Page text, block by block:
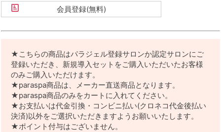
会員登録(無料)
★こちらの商品はパラジェル登録サロンか認定サロンにご
登録いただき、新規導入セットをご購入いただいたお客様
のみご購入いただけます。
★paraspa商品は、メーカー直送商品となります。
★paraspa商品のみをカートに入れてください。
★お支払いは代金引換・コンビニ払い(クロネコ代金後払い
決済)以外をご選択いただきますようお願いいたします。
★ポイント付与はございません。